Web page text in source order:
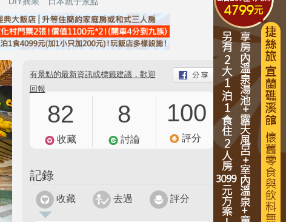
有景點的最新資訊或標籤建議，歡迎
回報
82
收藏
8
討論
100
評分
記錄
收藏 去過 評分